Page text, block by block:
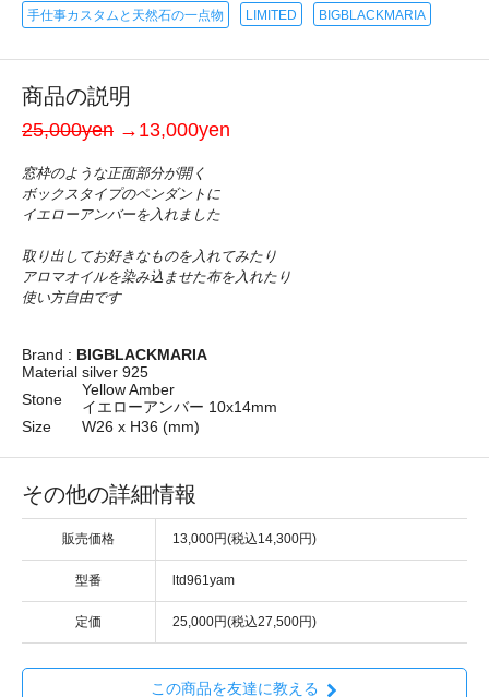
手仕事カスタムと天然石の一点物 LIMITED BIGBLACKMARIA
商品の説明
25,000yen →13,000yen
窓枠のような正面部分が開く
ボックスタイプのペンダントに
イエローアンバーを入れました
取り出してお好きなものを入れてみたり
アロマオイルを染み込ませた布を入れたり
使い方自由です
Brand : BIGBLACKMARIA
Material silver 925
Stone
Yellow Amber
イエローアンバー 10x14mm
Size
W26 x H36 (mm)
その他の詳細情報
販売価格 13,000円(税込14,300円)
型番 ltd961yam
定価 25,000円(税込27,500円)
この商品を友達に教える